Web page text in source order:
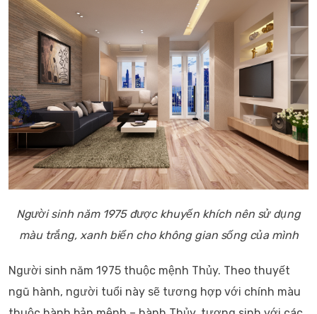
Người sinh năm 1975 được khuyến khích nên sử dụng
màu trắng, xanh biển cho không gian sống của mình
Người sinh năm 1975 thuộc mệnh Thủy. Theo thuyết
ngũ hành, người tuổi này sẽ tương hợp với chính màu